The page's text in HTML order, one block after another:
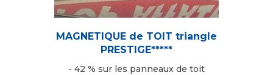
MAGNETIQUE de TOIT triangle
PRESTIGE*****
- 42 % sur les panneaux de toit